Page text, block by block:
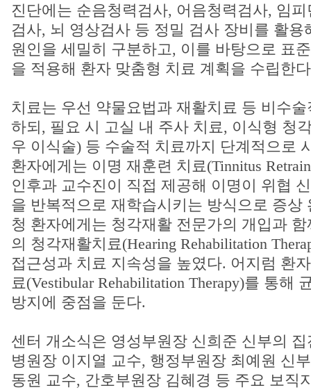
진단에는 순음청력검사, 어음청력검사, 임
검사, 뇌 영상검사 등 정밀 검사 장비를 활용
원인을 세밀히 구분하고, 이를 바탕으로 표
을 적용해 환자 맞춤형 치료 계획을 수립한
치료는 우선 약물요법과 재활치료 등 비수
하되, 필요 시 고실 내 주사 치료, 이식형 청
우 이식술) 등 수술적 치료까지 단계적으로
환자에게는 이명 재훈련 치료(Tinnitus
인후과 교수진이 직접 제공해 이명이 위협
을 반복적으로 재학습시키는 방식으로 증상
청 환자에게는 청각재활 전문가의 개입과
의 청각재활치료(Hearing Rehabilitation
접근성과 치료 지속성을 높였다. 어지럼 환
료(Vestibular Rehabilitation Therapy)를 통해
방지에 중점을 둔다.
센터 개소식은 영성부원장 신희준 신부의
병원장 이지열 교수, 행정부원장 최예원 신
동원 교수, 간호부원장 김혜경 등 주요 보직